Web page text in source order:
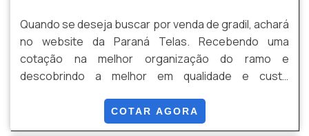
Quando se deseja buscar por venda de gradil, achará
no website da Paraná Telas. Recebendo uma
cotação na melhor organização do ramo e
descobrindo a melhor em qualidade e custo
os profissionais especializados da Paraná Telas o
cliente conseguirá proteção com soluções para
COTAR AGORA